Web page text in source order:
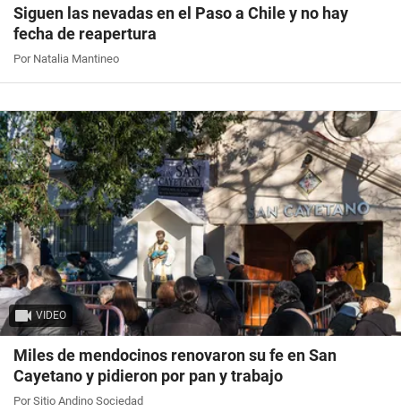
Siguen las nevadas en el Paso a Chile y no hay
fecha de reapertura
Por Natalia Mantineo
VIDEO
Miles de mendocinos renovaron su fe en San
Cayetano y pidieron por pan y trabajo
Por Sitio Andino Sociedad